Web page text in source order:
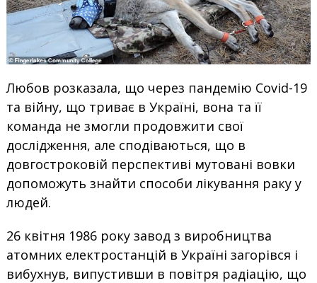
Любов розказала, що через пандемію Covid-19
та війну, що триває в Україні, вона та її
команда не змогли продовжити свої
дослідження, але сподіваються, що в
довгостроковій перспективі мутовані вовки
допоможуть знайти способи лікування раку у
людей.
26 квітня 1986 року завод з виробництва
атомних електростанцій в Україні загорівся і
вибухнув, випустивши в повітря радіацію, що